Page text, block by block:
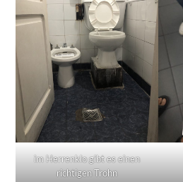
im Herrenklo gibt es einen
richtigen Trohn